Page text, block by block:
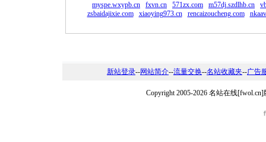
myspe.wxypb.cn fxvn.cn 571zx.com m57dj.szdlhb.cn
zsbaidajixie.com
xiaoying973.cn rencaizoucheng.com
新站登录--网站简介--流量交换--名站收藏夹--广告
Copyright 2005-2026 名站在线